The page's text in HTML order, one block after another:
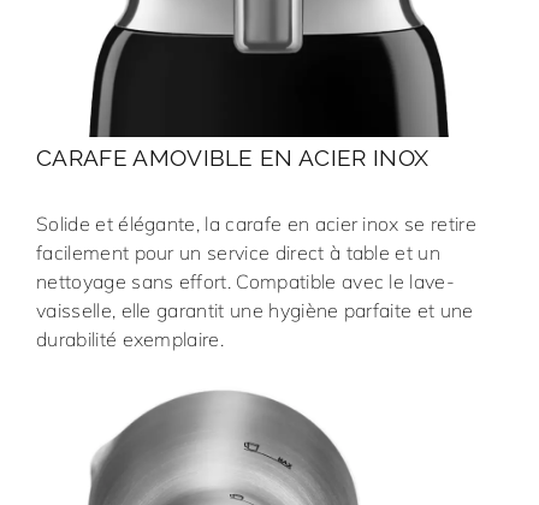
CARAFE AMOVIBLE EN ACIER INOX
Solide et élégante, la carafe en acier inox se retire
facilement pour un service direct à table et un
nettoyage sans effort. Compatible avec le lave-
vaisselle, elle garantit une hygiène parfaite et une
durabilité exemplaire.